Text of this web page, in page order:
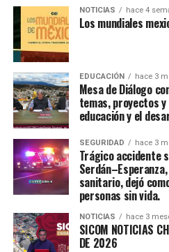
NOTICIAS hace 4
Los mundiales
EDUCACIÓN hace 3
Mesa de Diálogo
temas, proyectos
educación y el
SEGURIDAD hace 3
Trágico accidente
sanitario, dejó
personas sin vida.
NOTICIAS hace 3
SICOM NOTICIAS
DE 2026